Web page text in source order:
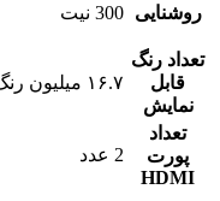
روشنایی 300 نیت
تعداد رنگ
قابل
نمایش
۱۶.۷ میلیون رنگ
تعداد
پورت
HDMI
2 عدد